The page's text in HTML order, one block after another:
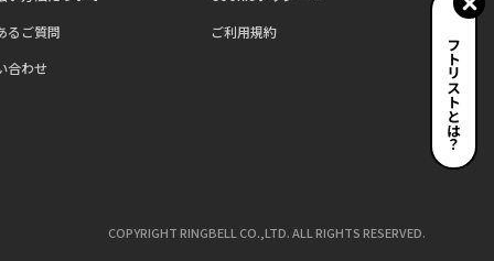
ギフトリストとは？
るご質問
合わせ
ご利用規約
COPYRIGHT RINGBELL CO.,LTD. ALL RIGHTS RESERVED.